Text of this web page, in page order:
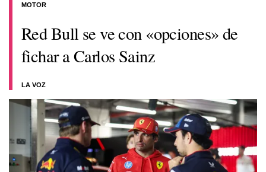
Red Bull se ve con «opciones» de
fichar a Carlos Sainz
LA VOZ
MOTOR